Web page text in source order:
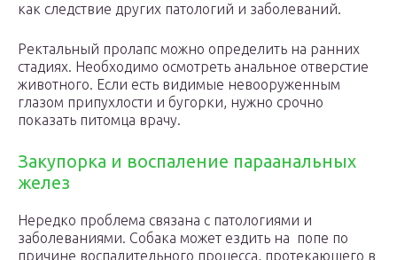
как следствие других патологий и заболеваний.
Ректальный пролапс можно определить на ранних
стадиях. Необходимо осмотреть анальное отверстие
животного. Если есть видимые невооруженным
глазом припухлости и бугорки, нужно срочно
показать питомца врачу.
Закупорка и воспаление параанальных
желез
Нередко проблема связана с патологиями и
заболеваниями. Собака может ездить на попе по
причине воспалительного процесса, протекающего в